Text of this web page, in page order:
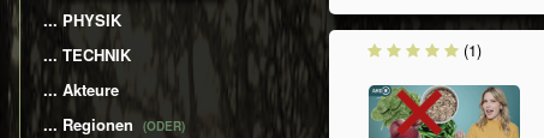
(1)
... PHYSIK
... TECHNIK
... Akteure
... Regionen (ODER)